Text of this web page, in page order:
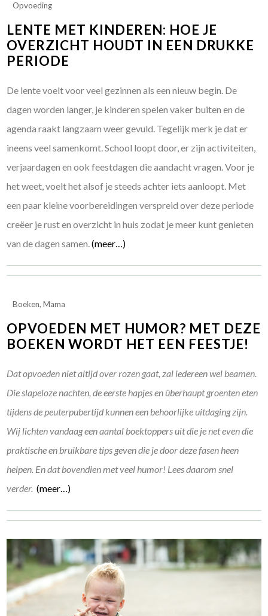
Opvoeding
LENTE MET KINDEREN: HOE JE
OVERZICHT HOUDT IN EEN DRUKKE
PERIODE
De lente voelt voor veel gezinnen als een nieuw begin. De
dagen worden langer, je kinderen spelen vaker buiten en de
agenda raakt langzaam weer gevuld. Tegelijk merk je dat er
ineens veel samenkomt. School loopt door, er zijn activiteiten,
verjaardagen en ook feestdagen die aandacht vragen. Voor je
het weet, voelt het alsof je steeds achter iets aanloopt. Met
een paar kleine voorbereidingen verspreid over deze periode
creëer je rust en overzicht in huis zodat je meer kunt genieten
van de dagen samen.(meer…)
Boeken,Mama
OPVOEDEN MET HUMOR? MET DEZE
BOEKEN WORDT HET EEN FEESTJE!
Dat opvoeden niet altijd over rozen gaat, zal iedereen wel beamen.
Die slapeloze nachten, de eerste hapjes en überhaupt groenten eten
tijdens de peuterpubertijd kunnen een behoorlijke uitdaging zijn.
Wij lichten vandaag een aantal boektoppers uit die je net even die
praktische en bruikbare tips geven die je door deze fasen heen
helpen. En dat bovendien met veel humor! Lees daarom snel
verder. (meer…)